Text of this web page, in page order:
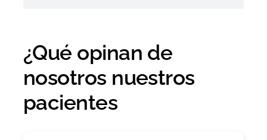
¿Qué opinan de
nosotros nuestros
pacientes